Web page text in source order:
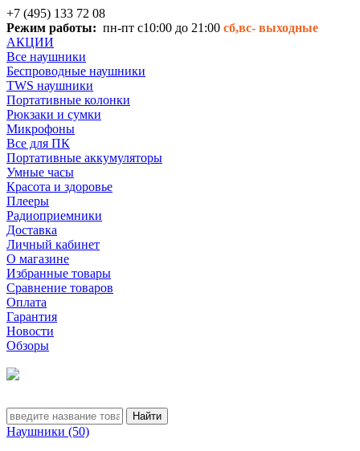
+7 (495) 133 72 08
Режим работы: пн-пт с10:00 до 21:00 сб,вс- выходные
АКЦИИ
Все наушники
Беспроводные наушники
TWS наушники
Портативные колонки
Рюкзаки и сумки
Микрофоны
Все для ПК
Портативные аккумуляторы
Умные часы
Красота и здоровье
Плееры
Радиоприемники
Доставка
Личный кабинет
О магазине
Избранные товары
Сравнение товаров
Оплата
Гарантия
Новости
Обзоры
Наушники (50)